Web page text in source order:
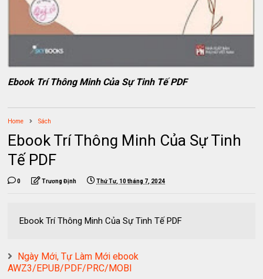
Ebook Trí Thông Minh Của Sự Tinh Tế PDF
Home Sách
Ebook Trí Thông Minh Của Sự Tinh
Tế PDF
0 Trương Định Thứ Tư, 10 tháng 7, 2024
Ebook Trí Thông Minh Của Sự Tinh Tế PDF
Ngày Mới, Tự Làm Mới ebook
AWZ3/EPUB/PDF/PRC/MOBI